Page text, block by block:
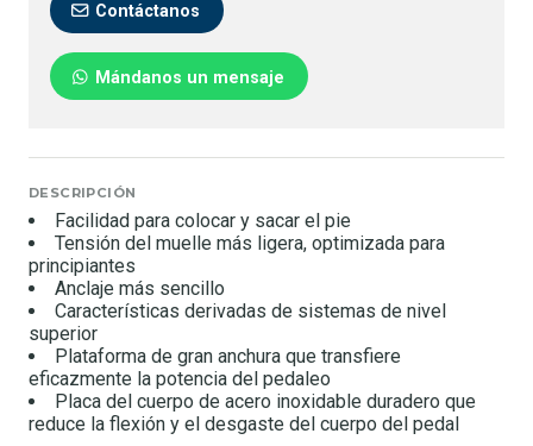
Contáctanos
Mándanos un mensaje
DESCRIPCIÓN
Facilidad para colocar y sacar el pie
Tensión del muelle más ligera, optimizada para
principiantes
Anclaje más sencillo
Características derivadas de sistemas de nivel
superior
Plataforma de gran anchura que transfiere
eficazmente la potencia del pedaleo
Placa del cuerpo de acero inoxidable duradero que
reduce la flexión y el desgaste del cuerpo del pedal